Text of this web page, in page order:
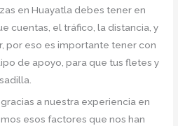
en Huayatla debes tener en
cuentas, el tráfico, la distancia, y
por eso es importante tener con
de apoyo, para que tus fletes y
a nuestra experiencia en
esos factores que nos han